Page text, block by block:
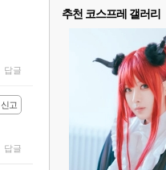
답글
신고
답글
추천 코스프레 갤러리